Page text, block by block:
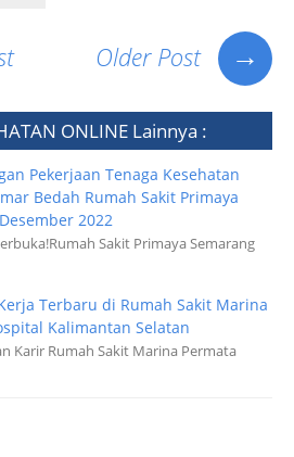
Older Post →
ONLINE Lainnya :
Pekerjaan Tenaga Kesehatan
Bedah Rumah Sakit Primaya
2022
Sakit Primaya Semarang
Terbaru di Rumah Sakit Marina
Kalimantan Selatan
Karir Rumah Sakit Marina Permata